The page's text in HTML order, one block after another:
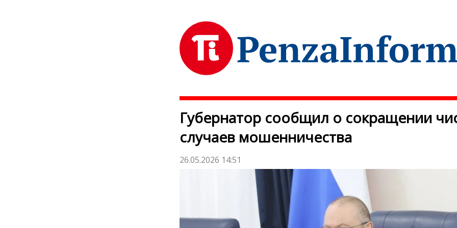
Губернатор сообщил о сокращении
случаев мошенничества
26.05.2026 14:51